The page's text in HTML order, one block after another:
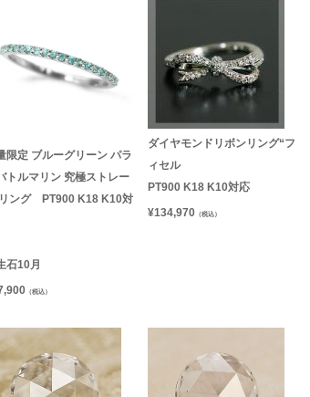
限定 ブルーグリーン パラ
トルマリン 究極ストレー
リング PT900 K18 K10対
石10月
（税込）
ダイヤモンドリボンリング“フ
ィセル
PT900 K18 K10対応
¥134,970 （税込）